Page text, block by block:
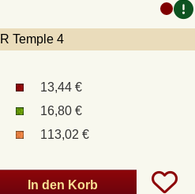
Temple 4
13,44 €
16,80 €
113,02 €
In den Korb